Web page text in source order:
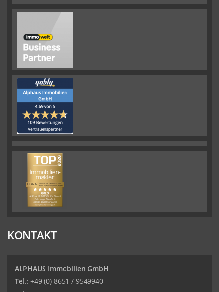
KONTAKT
ALPHAUS Immobilien GmbH
Tel.: +49 (0) 8651 / 9549940